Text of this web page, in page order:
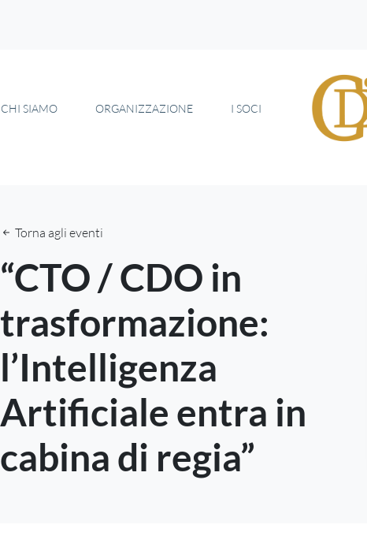
CHI SIAMO ORGANIZZAZIONE I SOCI
Torna agli eventi
“CTO / CDO in
trasformazione:
l’Intelligenza
Artificiale entra in
cabina di regia”